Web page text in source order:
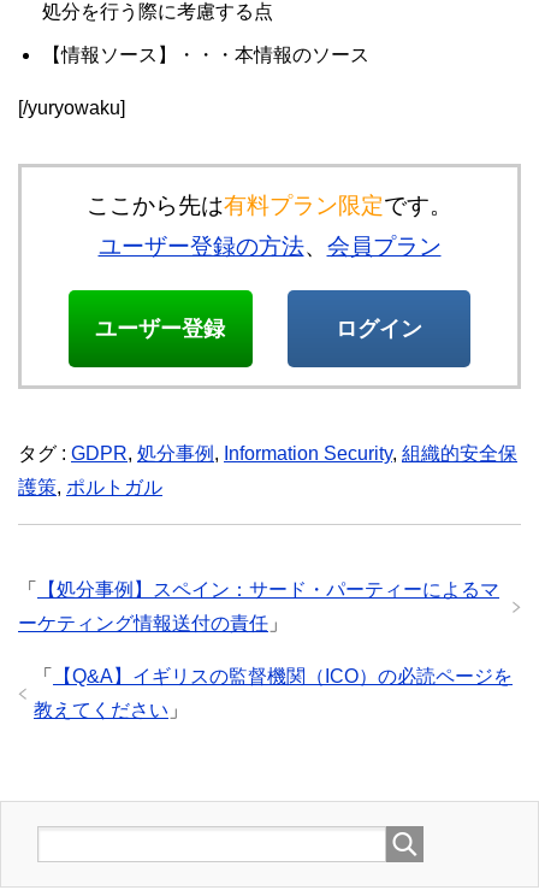
処分を行う際に考慮する点
【情報ソース】・・・本情報のソース
[/yuryowaku]
ここから先は有料プラン限定です。
ユーザー登録の方法、 会員プラン
ユーザー登録 ログイン
タグ : GDPR, 処分事例 , Information Security, 組織的安全保
護策, ポルトガル
「
【処分事例】スペイン：サード・パーティーによるマ
ーケティング情報送付の責任 」
「
【Q&A】イギリスの監督機関（ICO）の必読ページを
教えてください 」